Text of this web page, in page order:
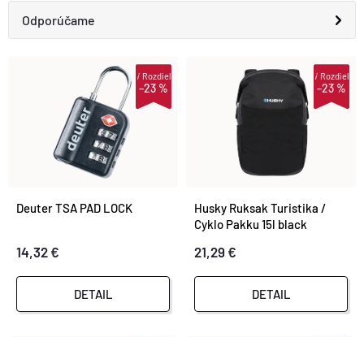
R
E
P
Odporúčame
Najdrahšie
Najpredávanejšie
S
P
R
–23 %
iRozdiel
Deuter TSA PAD LOCK
14,32 €
DETAIL
–23 %
iRozdiel
Husky Ruksak Turistika /
Cyklo Pakku 15l black
21,29 €
DETAIL